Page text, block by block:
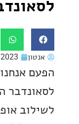
06/12/2023
אנחנו מבצעים